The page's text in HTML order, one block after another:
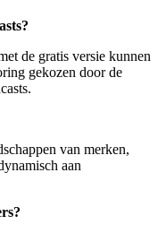
de gratis versie kunnen
gekozen door de
van merken,
aan